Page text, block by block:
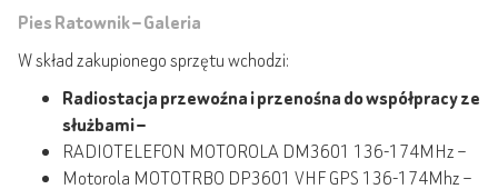
Pies Ratownik – Galeria
W skład zakupionego sprzętu wchodzi:
Radiostacja przewoźna i przenośna do współpracy ze
służbami –
RADIOTELEFON MOTOROLA DM3601 136-174MHz –
Motorola MOTOTRBO DP3601 VHF GPS 136-174Mhz –